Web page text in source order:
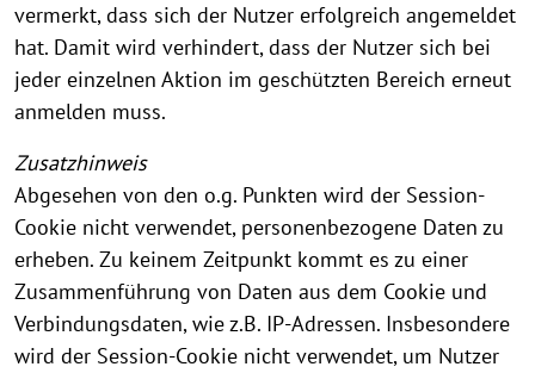
vermerkt, dass sich der Nutzer erfolgreich angemeldet
hat. Damit wird verhindert, dass der Nutzer sich bei
jeder einzelnen Aktion im geschützten Bereich erneut
anmelden muss.
Zusatzhinweis
Abgesehen von den o.g. Punkten wird der Session-
Cookie nicht verwendet, personenbezogene Daten zu
erheben. Zu keinem Zeitpunkt kommt es zu einer
Zusammenführung von Daten aus dem Cookie und
Verbindungsdaten, wie z.B. IP-Adressen. Insbesondere
wird der Session-Cookie nicht verwendet, um Nutzer